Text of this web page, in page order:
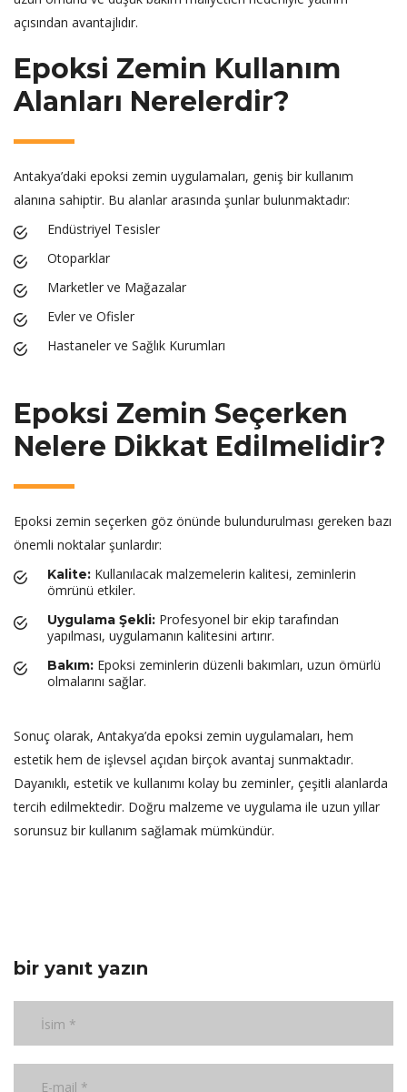
açısından avantajlıdır.
Epoksi Zemin Kullanım
Alanları Nerelerdir?
Antakya’daki epoksi zemin uygulamaları, geniş bir kullanım
alanına sahiptir. Bu alanlar arasında şunlar bulunmaktadır:
Endüstriyel Tesisler
Otoparklar
Marketler ve Mağazalar
Evler ve Ofisler
Hastaneler ve Sağlık Kurumları
Epoksi Zemin Seçerken
Nelere Dikkat Edilmelidir?
Epoksi zemin seçerken göz önünde bulundurulması gereken bazı
önemli noktalar şunlardır:
Kalite: Kullanılacak malzemelerin kalitesi, zeminlerin
ömrünü etkiler.
Uygulama Şekli: Profesyonel bir ekip tarafından
yapılması, uygulamanın kalitesini artırır.
Bakım: Epoksi zeminlerin düzenli bakımları, uzun ömürlü
olmalarını sağlar.
Sonuç olarak, Antakya’da epoksi zemin uygulamaları, hem
estetik hem de işlevsel açıdan birçok avantaj sunmaktadır.
Dayanıklı, estetik ve kullanımı kolay bu zeminler, çeşitli alanlarda
tercih edilmektedir. Doğru malzeme ve uygulama ile uzun yıllar
sorunsuz bir kullanım sağlamak mümkündür.
bir yanıt yazın